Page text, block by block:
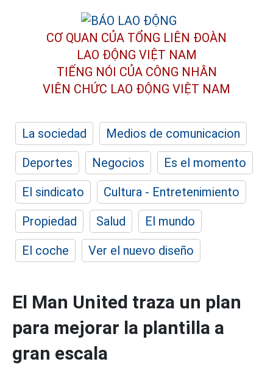
CƠ QUAN CỦA TỔNG LIÊN ĐOÀN
LAO ĐỘNG VIỆT NAM
TIẾNG NÓI CỦA CÔNG NHÂN
VIÊN CHỨC LAO ĐỘNG VIỆT NAM
La sociedad
Medios de comunicacion
Deportes
Negocios
Es el momento
El sindicato
Cultura - Entretenimiento
Propiedad
Salud
El mundo
El coche
Ver el nuevo diseño
El Man United traza un plan
para mejorar la plantilla a
gran escala